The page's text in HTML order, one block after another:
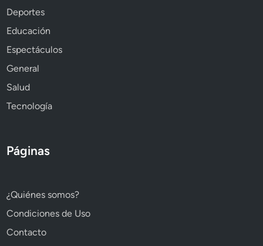
Deportes
Educación
Espectáculos
General
Salud
Tecnología
Páginas
¿Quiénes somos?
Condiciones de Uso
Contacto